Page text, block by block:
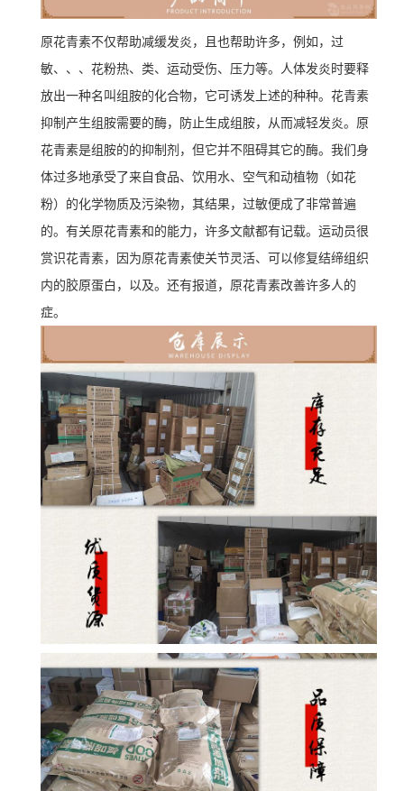
原花青素不仅帮助减缓发炎，且也帮助许多，例如，过
敏、、、花粉热、类、运动受伤、压力等。人体发炎时要释
放出一种名叫组胺的化合物，它可诱发上述的种种。花青素
抑制产生组胺需要的酶，防止生成组胺，从而减轻发炎。原
花青素是组胺的的抑制剂，但它并不阻碍其它的酶。我们身
体过多地承受了来自食品、饮用水、空气和动植物（如花
粉）的化学物质及污染物，其结果，过敏便成了非常普遍
的。有关原花青素和的能力，许多文献都有记载。运动员很
赏识花青素，因为原花青素使关节灵活、可以修复结缔组织
内的胶原蛋白，以及。还有报道，原花青素改善许多人的
症。